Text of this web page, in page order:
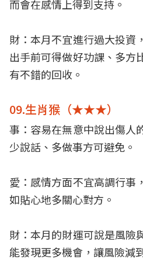
而會在感情上得到支持。
財：本月不宜進行過大投資
出手前可得做好功課、多方
有不錯的回收。
09.生肖猴（★★★）
事：容易在無意中說出傷人
少說話、多做事方可避免。
愛：感情方面不宜高調行事
如貼心地多關心對方。
財：本月的財運可說是風險
能發現更多機會，讓風險減